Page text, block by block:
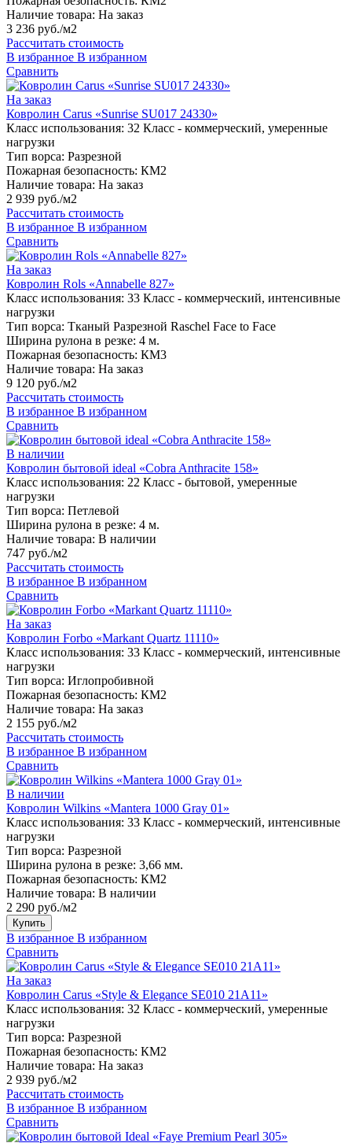
Наличие товара: На заказ
3 236 руб./м2
Рассчитать стоимость
В избранное В избранном
Сравнить
На заказ
Ковролин Carus «Sunrise SU017 24330»
Класс использования: 32 Класс - коммерческий, умеренные
нагрузки
Тип ворса: Разрезной
Пожарная безопасность: КМ2
Наличие товара: На заказ
2 939 руб./м2
Рассчитать стоимость
В избранное В избранном
Сравнить
На заказ
Ковролин Rols «Annabelle 827»
Класс использования: 33 Класс - коммерческий, интенсивные
нагрузки
Тип ворса: Тканый Разрезной Raschel Face to Face
Ширина рулона в резке: 4 м.
Пожарная безопасность: КМ3
Наличие товара: На заказ
9 120 руб./м2
Рассчитать стоимость
В избранное В избранном
Сравнить
В наличии
Ковролин бытовой ideal «Cobra Anthracite 158»
Класс использования: 22 Класс - бытовой, умеренные
нагрузки
Тип ворса: Петлевой
Ширина рулона в резке: 4 м.
Наличие товара: В наличии
747 руб./м2
Рассчитать стоимость
В избранное В избранном
Сравнить
На заказ
Ковролин Forbo «Markant Quartz 11110»
Класс использования: 33 Класс - коммерческий, интенсивные
нагрузки
Тип ворса: Иглопробивной
Пожарная безопасность: КМ2
Наличие товара: На заказ
2 155 руб./м2
Рассчитать стоимость
В избранное В избранном
Сравнить
В наличии
Ковролин Wilkins «Mantera 1000 Gray 01»
Класс использования: 33 Класс - коммерческий, интенсивные
нагрузки
Тип ворса: Разрезной
Ширина рулона в резке: 3,66 мм.
Пожарная безопасность: КМ2
Наличие товара: В наличии
2 290 руб./м2
Купить
В избранное В избранном
Сравнить
На заказ
Ковролин Carus «Style & Elegance SE010 21A11»
Класс использования: 32 Класс - коммерческий, умеренные
нагрузки
Тип ворса: Разрезной
Пожарная безопасность: КМ2
Наличие товара: На заказ
2 939 руб./м2
Рассчитать стоимость
В избранное В избранном
Сравнить